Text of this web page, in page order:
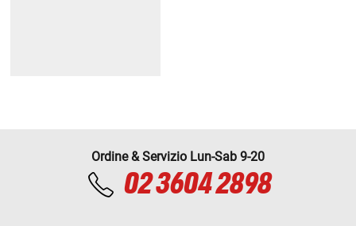
Ordine & Servizio Lun-Sab 9-20
02 3604 2898